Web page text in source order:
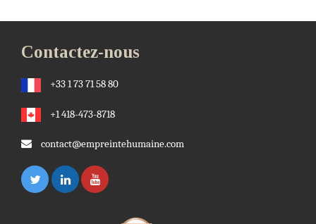
Contactez-nous
+33 1 73 71 58 80
+1 418-473-8718
contact@empreintehumaine.com